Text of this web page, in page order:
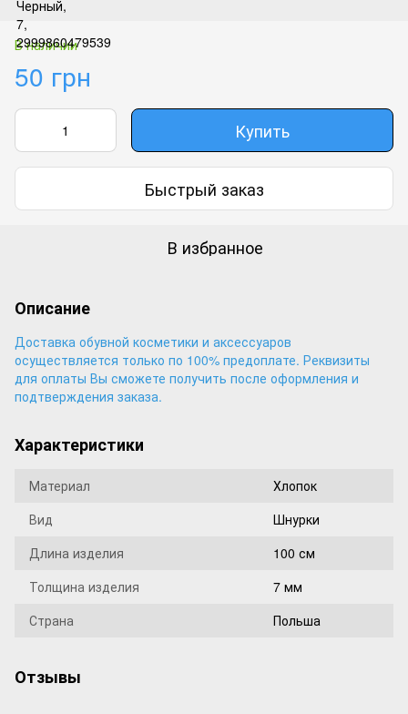
В наличии
50 грн
Купить
Быстрый заказ
В избранное
Описание
Доставка обувной косметики и аксессуаров
осуществляется только по 100% предоплате. Реквизиты
для оплаты Вы сможете получить после оформления и
подтверждения заказа.
Характеристики
Материал
Хлопок
Вид
Шнурки
Длина изделия
100 см
Толщина изделия
7 мм
Страна
Польша
Отзывы